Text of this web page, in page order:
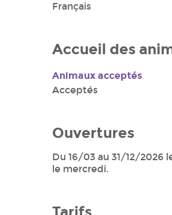
Français
Accueil des
Animaux acceptés
Acceptés
Ouvertures
Du 16/03 au 31/12/2026
le mercredi.